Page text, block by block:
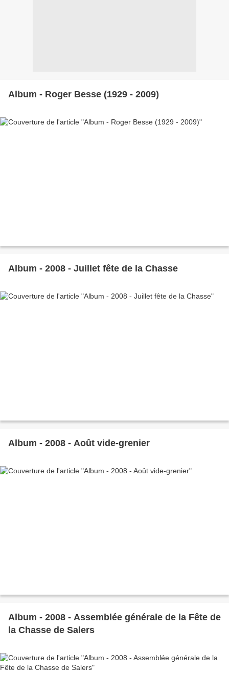
Album - Roger Besse (1929 - 2009)
Album - 2008 - Juillet fête de la Chasse
Album - 2008 - Août vide-grenier
Album - 2008 - Assemblée générale de la Fête de
la Chasse de Salers